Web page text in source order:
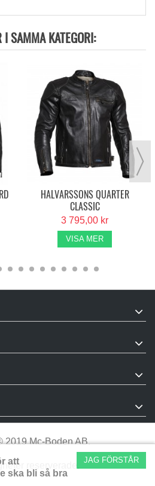
SAMMA KATEGORI:
HALVARSSONS QUARTER
CLASSIC
3 795,00 kr
VISA MER
2019 Mc-Boden AB.
reserverade.
JAG FÖRSTÅR
att
ska bli så bra